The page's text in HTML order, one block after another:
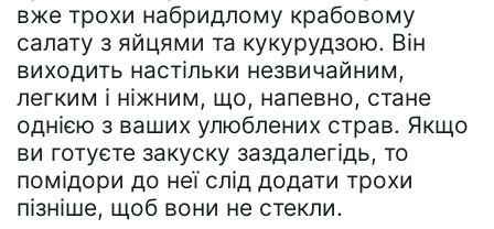
вже трохи набридлому крабовому
салату з яйцями та кукурудзою. Він
виходить настільки незвичайним,
легким і ніжним, що, напевно, стане
однією з ваших улюблених страв. Якщо
ви готуєте закуску заздалегідь, то
помідори до неї слід додати трохи
пізніше, щоб вони не стекли.